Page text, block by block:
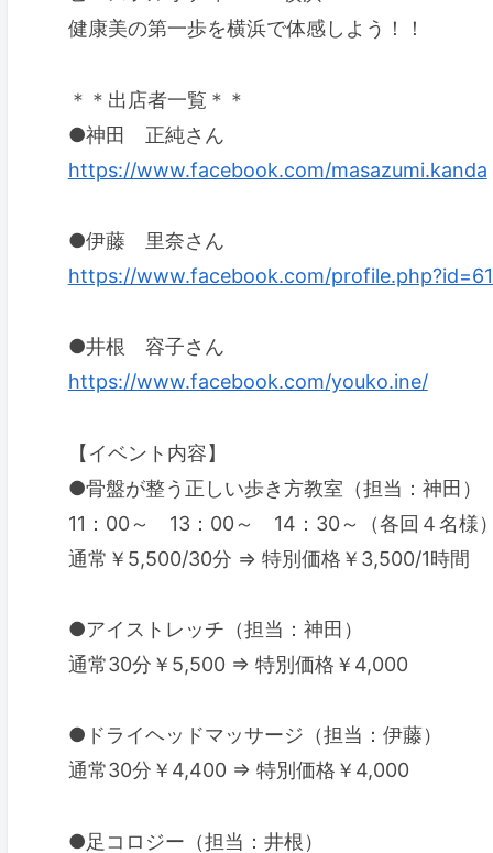
健康美の第一歩を横浜で体感しよう！！
＊＊出店者一覧＊＊
●神田 正純さん
https://www.facebook.com/masazumi.kanda
●伊藤 里奈さん
https://www.facebook.com/
●井根 容子さん
https://www.facebook.com/youko.ine/
【イベント内容】
●骨盤が整う正しい歩き方教室（担当：神田）
11：00～ 13：00～ 14：30～（各回４名様）
通常￥5,500/30分 ⇒ 特別価格￥3,500/1時間
●アイストレッチ（担当：神田）
通常30分￥5,500 ⇒ 特別価格￥4,000
●ドライヘッドマッサージ（担当：伊藤）
通常30分￥4,400 ⇒ 特別価格￥4,000
●足コロジー（担当：井根）